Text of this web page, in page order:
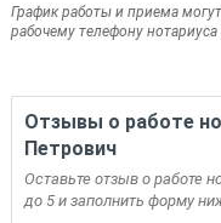
График работы и приема
рабочему телефону
Отзывы о работе
Петрович
Оставьте отзыв о работе
до 5 и заполнить форму